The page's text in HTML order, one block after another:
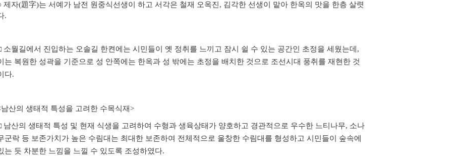
제자(題字)는 서예가 남전 원중식선생이 하고 서각은 철재 오옥진, 김각한 선생이 맡아 한옥의 맛을 한층 살렷
.
소월길에서 진입하는 오솔길 한켠에는 시민들이 옛 정취를 느끼고 잠시
쉴 수 있는 공간인 초정을 세웠는데,
는 복원한 성곽을 기준으로 성 안쪽에는 한옥과 성 밖에는 초정을 배치한 것으로 조선시대 풍취를 재현한 것
다.
남산의 생태적 특성을 고려한 수목식재>
남산의 생태적 특성 및 현재 식생을 고려하여 수형과 생육상태가 양호하고 경관적으로 우수한 느티나무, 소나
군락 등 보존가치가 높은 수림대는 최대한 보존하여 전체적으로 울창한 수림대를 형성하고 시민들이 숲속에
는 듯 차분한 느낌을 느낄 수 있도록 조성하였다.